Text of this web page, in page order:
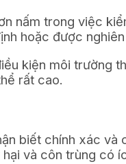
nấm trong việc
hoặc được
kiện môi trường
rất cao.
biết chính xác và
và côn trùng có